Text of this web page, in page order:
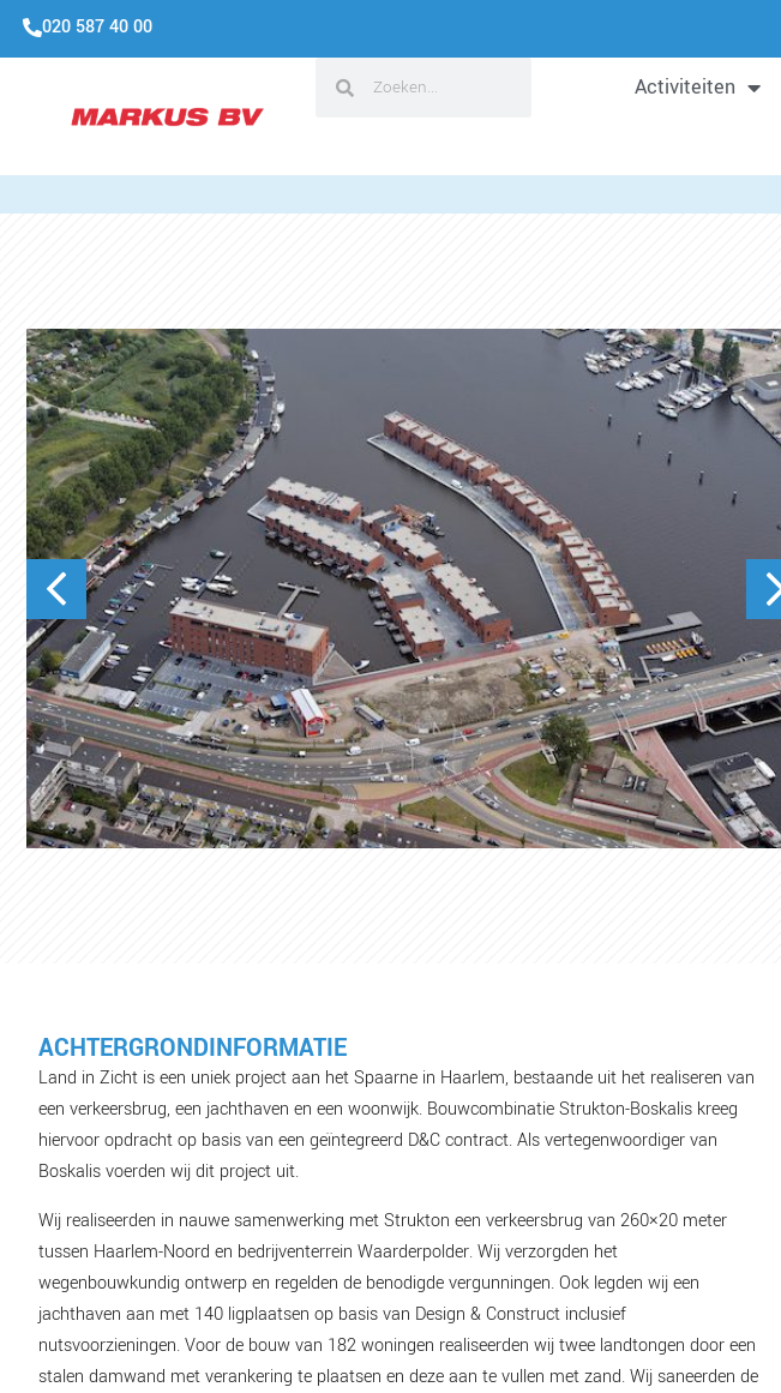
020 587 40 00
Activiteiten
ACHTERGRONDINFORMATIE
Land in Zicht is een uniek project aan het Spaarne in Haarlem, bestaande uit het realiseren van
een verkeersbrug, een jachthaven en een woonwijk. Bouwcombinatie Strukton-Boskalis kreeg
hiervoor opdracht op basis van een geïntegreerd D&C contract. Als vertegenwoordiger van
Boskalis voerden wij dit project uit.
Wij realiseerden in nauwe samenwerking met Strukton een verkeersbrug van 260×20 meter
tussen Haarlem-Noord en bedrijventerrein Waarderpolder. Wij verzorgden het
wegenbouwkundig ontwerp en regelden de benodigde vergunningen. Ook legden wij een
jachthaven aan met 140 ligplaatsen op basis van Design & Construct inclusief
nutsvoorzieningen. Voor de bouw van 182 woningen realiseerden wij twee landtongen door een
stalen damwand met verankering te plaatsen en deze aan te vullen met zand. Wij saneerden de